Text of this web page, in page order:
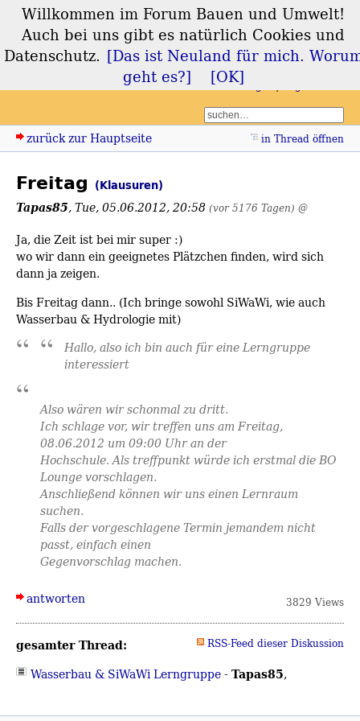
Forum Bauen und
Umwelt
zurück zur Hauptseite in Thread öffnen
Freitag (Klausuren)
Tapas85,Tue, 05.06.2012, 20:58 (vor 5176 Tagen) @
Ja, die Zeit ist bei mir super :)
wo wir dann ein geeignetes Plätzchen finden, wird sich
dann ja zeigen.
Bis Freitag dann.. (Ich bringe sowohl SiWaWi, wie auch
Wasserbau & Hydrologie mit)
Hallo, also ich bin auch für eine Lerngruppe
interessiert
Also wären wir schonmal zu dritt.
Ich schlage vor, wir treffen uns am Freitag,
08.06.2012 um 09:00 Uhr an der
Hochschule. Als treffpunkt würde ich erstmal die BO
Lounge vorschlagen.
Anschließend können wir uns einen Lernraum
suchen.
Falls der vorgeschlagene Termin jemandem nicht
passt, einfach einen
Gegenvorschlag machen.
antworten 3829 Views
gesamter Thread: RSS-Feed dieser Diskussion
Wasserbau & SiWaWi Lerngruppe- Tapas85,
Willkommen im Forum Bauen und Umwelt!
Auch bei uns gibt es natürlich Cookies und
Datenschutz. [Das ist Neuland für mich.
geht es?]
[OK]